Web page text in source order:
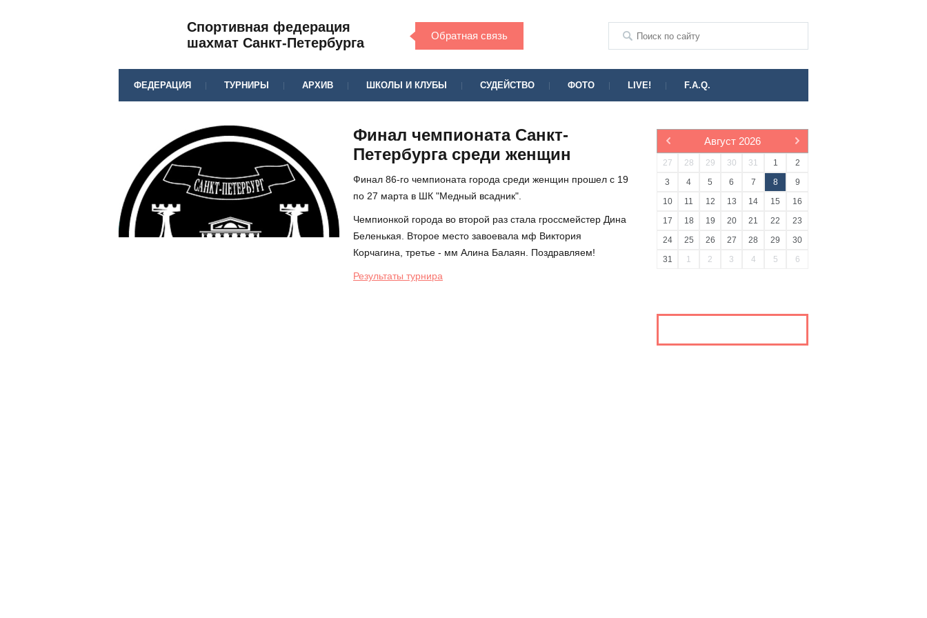
Спортивная федерация
шахмат Санкт-Петербурга
Обратная связь
ФЕДЕРАЦИЯ ТУРНИРЫ АРХИВ ШКОЛЫ И КЛУБЫ СУДЕЙСТВО ФОТО LIVE! F.A.Q.
Финал чемпионата Санкт-
Петербурга среди женщин
Финал 86-го чемпионата города среди женщин прошел с 19
по 27 марта в ШК "Медный всадник".
Чемпионкой города во второй раз стала гроссмейстер Дина
Беленькая. Второе место завоевала мф Виктория
Корчагина, третье - мм Алина Балаян. Поздравляем!
Результаты турнира
Август 2026
27 28 29 30 31 1
2
3
4 5 6 7 8
9
10
11 12 13 14 15
16
17
18 19 20 21 22
23
24
25 26 27 28 29
30
31
1 2 3 4 5 6